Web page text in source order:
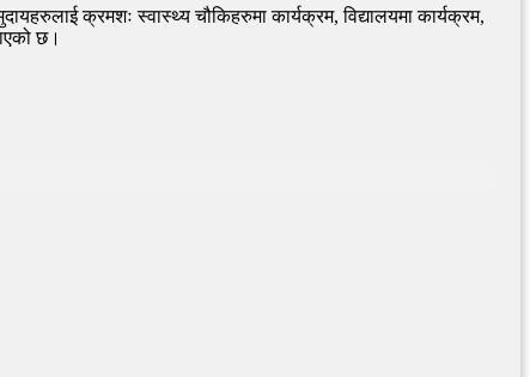
क्रमशः स्वास्थ्य चौकिहरुमा कार्यक्रम, विद्यालयमा कार्यक्रम,
छ।